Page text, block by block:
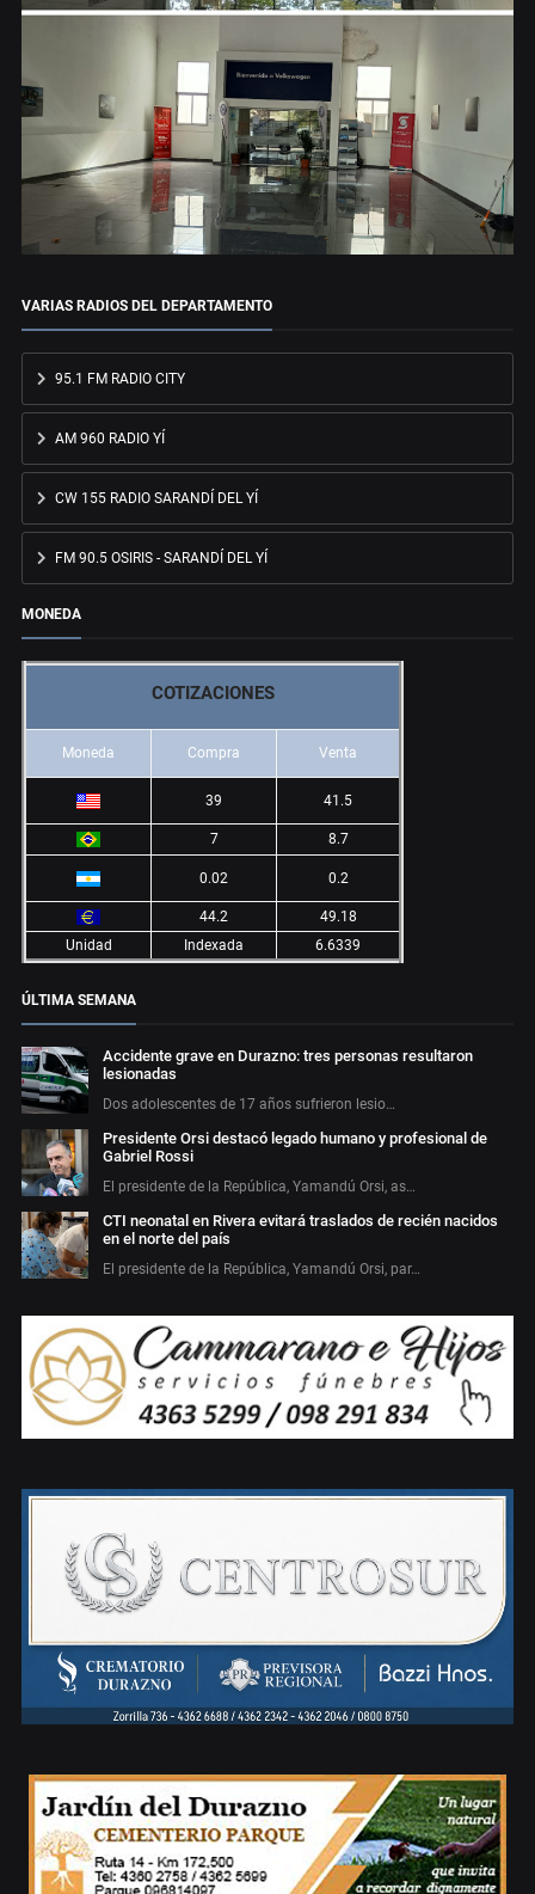
VARIAS RADIOS DEL DEPARTAMENTO
95.1 FM RADIO CITY
AM 960 RADIO YÍ
CW 155 RADIO SARANDÍ DEL YÍ
FM 90.5 OSIRIS - SARANDÍ DEL YÍ
MONEDA
COTIZACIONES
Moneda Compra Venta
39 41.5
7 8.7
0.02 0.2
44.2
49.18
Unidad
Indexada 6.6339
ÚLTIMA SEMANA
Accidente grave en Durazno: tres personas resultaron
lesionadas
Dos adolescentes de 17 años sufrieron lesio…
Presidente Orsi destacó legado humano y profesional de
Gabriel Rossi
El presidente de la República, Yamandú Orsi, as…
CTI neonatal en Rivera evitará traslados de recién nacidos
en el norte del país
El presidente de la República, Yamandú Orsi, par…